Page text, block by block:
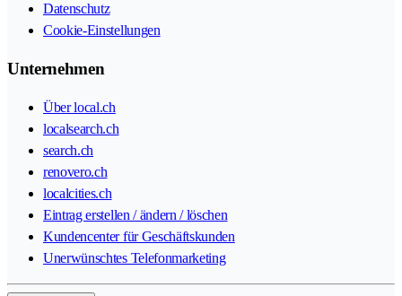
Datenschutz
Cookie-Einstellungen
Unternehmen
Über local.ch
localsearch.ch
search.ch
renovero.ch
localcities.ch
Eintrag erstellen / ändern / löschen
Kundencenter für Geschäftskunden
Unerwünschtes Telefonmarketing